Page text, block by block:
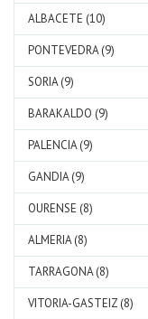
ALBACETE (10)
PONTEVEDRA (9)
SORIA (9)
BARAKALDO (9)
PALENCIA (9)
GANDIA (9)
OURENSE (8)
ALMERIA (8)
TARRAGONA (8)
VITORIA-GASTEIZ (8)